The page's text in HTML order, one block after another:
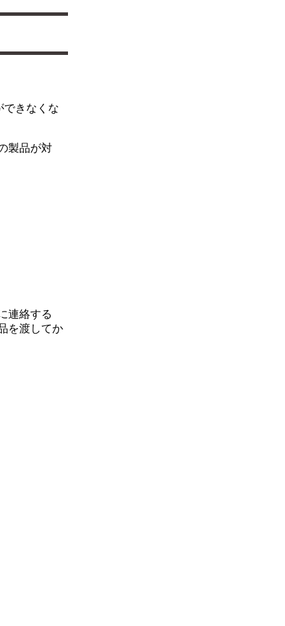
できなくな
製品が対
連絡する
を渡してか